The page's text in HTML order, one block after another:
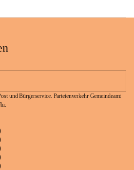
und Bürgerservice. Parteienverkehr Gemeindeamt